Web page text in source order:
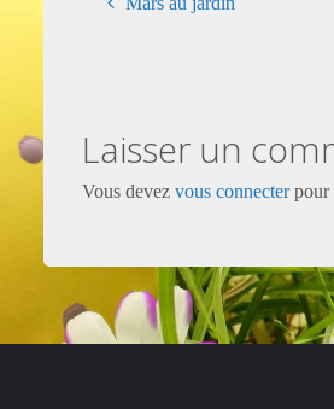
Laisser un
Vous devez vous connecterpour